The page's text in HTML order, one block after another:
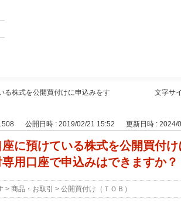
文字サ
る株式を公開買付けに申込みをす
公開日時 : 2019/02/21 15:52 更新日時 : 2024/
に預けている株式を公開買付け
用口座で申込みはできますか？
> 商品・お取引 > 公開買付け（ＴＯＢ）